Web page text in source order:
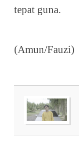
tepat guna.
(Amun/Fauzi)